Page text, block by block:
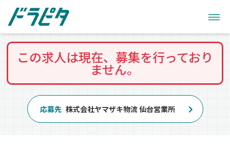
この求人は現在、募集を行っており
ません。
応募先 株式会社ヤマザキ物流 仙台営業所